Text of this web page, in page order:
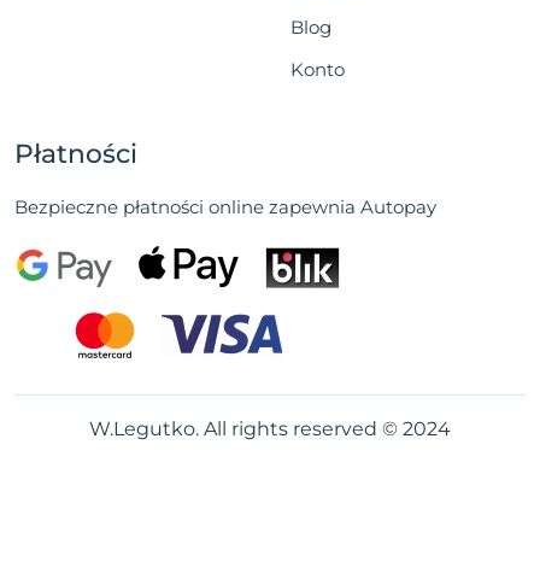
Blog
Konto
Płatności
Bezpieczne płatności online zapewnia Autopay
W.Legutko. All rights reserved © 2024